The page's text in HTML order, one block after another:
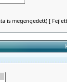
is megengedett)[